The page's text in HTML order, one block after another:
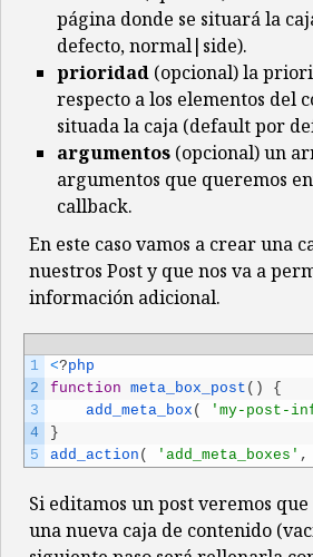
página donde se situará la
defecto, normal|side).
prioridad (opcional) la
respecto a los elementos del
situada la caja (default por
argumentos (opcional) un
argumentos que queremos
callback.
En este caso vamos a crear una
nuestros Post y que nos va a
información adicional.
1
2
3
4
5
<?php
function meta_box_post ( )
{
add_meta_box ( 'my-post-
}
add_action ( 'add_meta_boxes' ,
Si editamos un post veremos
una nueva caja de contenido